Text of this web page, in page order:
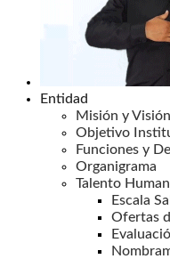
Entidad
Misión y Visión
Objetivo
Funciones y
Organigrama
Talento
Escala
Ofertas